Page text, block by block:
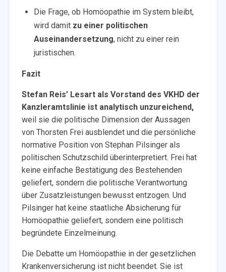
Die Frage, ob Homöopathie im System bleibt,
wird damit zu einer politischen
Auseinandersetzung, nicht zu einer rein
juristischen.
Fazit
Stefan Reis’ Lesart als Vorstand des VKHD der
Kanzleramtslinie ist analytisch unzureichend,
weil sie die politische Dimension der Aussagen
von Thorsten Frei ausblendet und die persönliche
normative Position von Stephan Pilsinger als
politischen Schutzschild überinterpretiert. Frei hat
keine einfache Bestätigung des Bestehenden
geliefert, sondern die politische Verantwortung
über Zusatzleistungen bewusst entzogen. Und
Pilsinger hat keine staatliche Absicherung für
Homöopathie geliefert, sondern eine politisch
begründete Einzelmeinung.
Die Debatte um Homöopathie in der gesetzlichen
Krankenversicherung ist nicht beendet. Sie ist